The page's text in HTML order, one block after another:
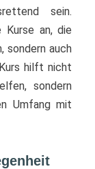
sein.
Kurse an, die
sondern auch
hilft nicht
sondern
Umfang mit